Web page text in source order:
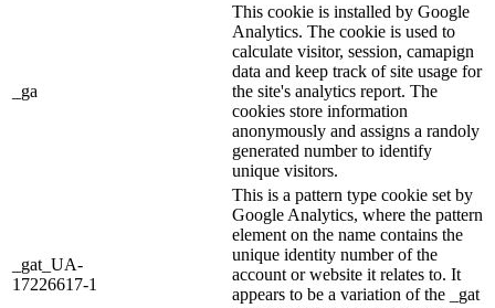
_ga
This cookie is installed by Google
Analytics. The cookie is used to
calculate visitor, session, camapign
data and keep track of site usage for
the site's analytics report. The
cookies store information
anonymously and assigns a randoly
generated number to identify
unique visitors.
_gat_UA-
17226617-1
This is a pattern type cookie set by
Google Analytics, where the pattern
element on the name contains the
unique identity number of the
account or website it relates to. It
appears to be a variation of the _gat